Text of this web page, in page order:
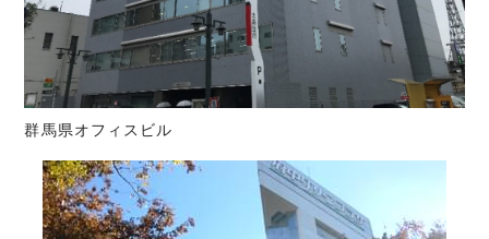
群馬県オフィスビル